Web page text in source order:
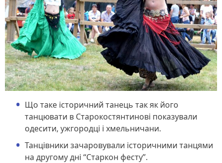
Що таке історичний танець так як його
танцювати в Старокостянтинові показували
одесити, ужгородці і хмельничани.
Танцівники зачаровували історичними танцями
на другому дні “Старкон фесту”.